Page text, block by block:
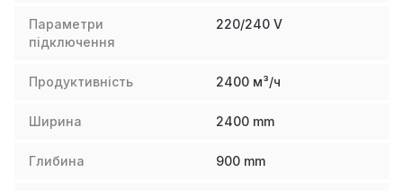
Параметри
підключення
220/240 V
Продуктивність 2400 м³/ч
Ширина 2400 mm
Глибина 900 mm